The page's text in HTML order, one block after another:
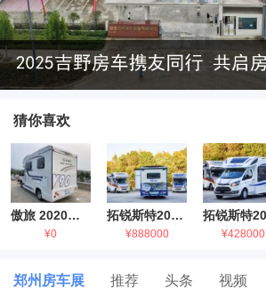
猜你喜欢
傲旅 2020金旅国六海狮房车
¥0
拓锐斯特2021款进口依维柯房车
¥888000 ¥428000
郑州房车展 推荐 头条 视频